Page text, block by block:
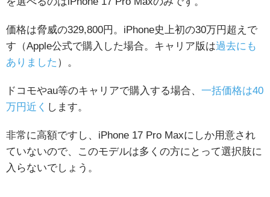
価格は脅威の329,800円。iPhone史上初の30万円超えで
す（Apple公式で購入した場合。キャリア版は過去にも
ありました ）。
ドコモやau等のキャリアで購入する場合、 一括価格は40
万円近く します。
非常に高額ですし、iPhone 17 Pro Maxにしか用意され
ていないので、このモデルは多くの方にとって選択肢に
入らないでしょう。